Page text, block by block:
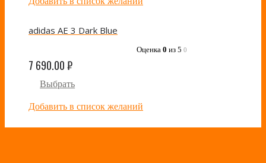
adidas AE 3 Dark Blue
Оценка 0 из 5 0
7 690.00₽
Выбрать
Добавить в список желаний